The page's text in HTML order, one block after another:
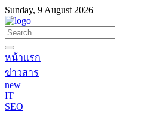
Sunday, 9 August 2026
หน้าแรก
ข่าวสาร
new
IT
SEO